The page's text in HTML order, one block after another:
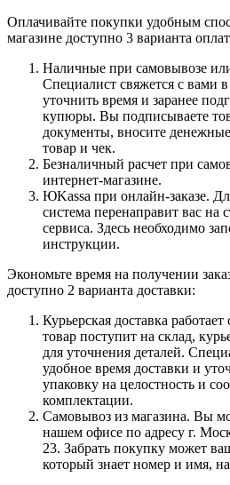
Оплачивайте покупки удобным
магазине доступно 3 варианта
Наличные при самовывозе
Специалист свяжется с вами
уточнить время и заранее
купюры. Вы подписываете
документы, вносите денежные
товар и чек.
Безналичный расчет при
интернет-магазине.
ЮKassa при онлайн-заказе.
система перенаправит вас на
сервиса. Здесь необходимо
инструкции.
Экономьте время на получении
доступно 2 варианта доставки:
Курьерская доставка
товар поступит на склад,
для уточнения деталей.
удобное время доставки и
упаковку на целостность и
комплектации.
Самовывоз из магазина. Вы
нашем офисе по адресу г.
23. Забрать покупку может
который знает номер и имя,